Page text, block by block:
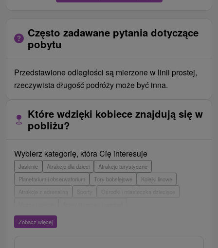
Często zadawane pytania dotyczące
pobytu
Przedstawione odległości są mierzone w linii prostej,
rzeczywista długość podróży może być inna.
Które wdzięki kobiece znajdują się w
pobliżu?
Wybierz kategorię, która Cię interesuje
Jaskinie Atrakcje dla dzieci
Atrakcje turystyczne
Planetarium i obserwatorium
Tory bobslejowe
Kolejki linowe
Atrakcje z adrenaliną
Wieże obserwacyjne i chodniki
Escaperoom
Zobacz więcej